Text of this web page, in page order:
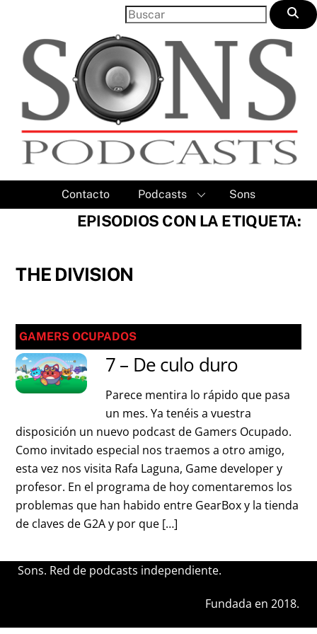
content
Contacto Podcasts Sons
EPISODIOS CON LA ETIQUETA:
THE DIVISION
GAMERS OCUPADOS
7 – De culo duro
Parece mentira lo rápido que pasa
un mes. Ya tenéis a vuestra
disposición un nuevo podcast de Gamers Ocupado.
Como invitado especial nos traemos a otro amigo,
esta vez nos visita Rafa Laguna, Game developer y
profesor. En el programa de hoy comentaremos los
problemas que han habido entre GearBox y la tienda
de claves de G2A y por que […]
Sons. Red de podcasts independiente.
Fundada en 2018.